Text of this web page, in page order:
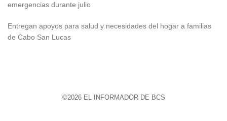
emergencias durante julio
Entregan apoyos para salud y necesidades del hogar a familias
de Cabo San Lucas
©2026 EL INFORMADOR DE BCS